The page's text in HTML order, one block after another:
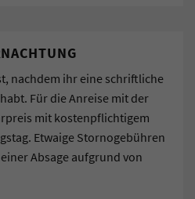
nachdem ihr eine schriftliche
Für die Anreise mit der
mit kostenpflichtigem
Etwaige Stornogebühren
Absage aufgrund von